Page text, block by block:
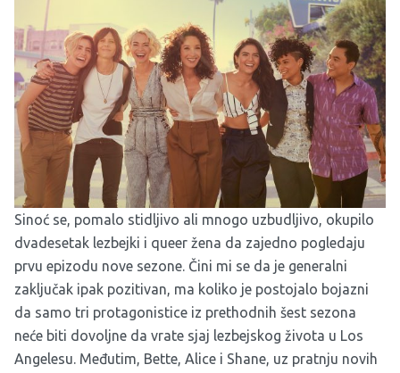
Sinoć se, pomalo stidljivo ali mnogo uzbudljivo, okupilo
dvadesetak lezbejki i queer žena da zajedno pogledaju
prvu epizodu nove sezone. Čini mi se da je generalni
zaključak ipak pozitivan, ma koliko je postojalo bojazni
da samo tri protagonistice iz prethodnih šest sezona
neće biti dovoljne da vrate sjaj lezbejskog života u Los
Angelesu. Međutim, Bette, Alice i Shane, uz pratnju novih